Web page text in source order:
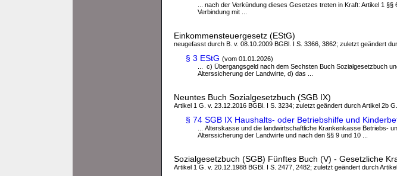
... nach der Verkündung dieses Gesetzes treten in Kraft: Artikel 1 §§
Verbindung mit ...
Einkommensteuergesetz (EStG)
neugefasst durch B. v. 08.10.2009 BGBl. I S. 3366, 3862; zuletzt geändert
§ 3 EStG (vom 01.01.2026)
... c) Übergangsgeld nach dem Sechsten Buch Sozialgesetzbuch
Alterssicherung der Landwirte, d) das ...
Neuntes Buch Sozialgesetzbuch (SGB IX)
Artikel 1 G. v. 23.12.2016 BGBl. I S. 3234; zuletzt geändert durch Artikel 2b
§ 74 SGB IX Haushalts- oder Betriebshilfe und
... Alterskasse und die landwirtschaftliche Krankenkasse Betriebs-
Alterssicherung der Landwirte und nach den §§ 9 und 10 ...
Sozialgesetzbuch (SGB) Fünftes Buch (V) - Gesetzliche
Artikel 1 G. v. 20.12.1988 BGBl. I S. 2477, 2482; zuletzt geändert durch